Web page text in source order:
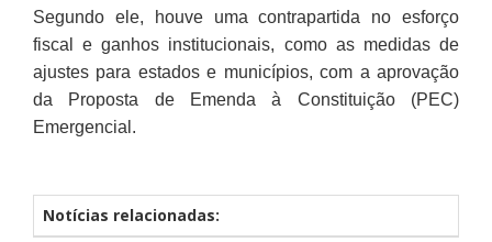
Segundo ele, houve uma contrapartida no esforço
fiscal e ganhos institucionais, como as medidas de
ajustes para estados e municípios, com a aprovação
da Proposta de Emenda à Constituição (PEC)
Emergencial.
Notícias relacionadas: